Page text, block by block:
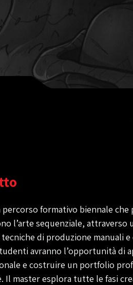
formativo biennale
l’arte sequenziale,
di produzione manuali e
avranno l’opportunità di
e costruire un portfolio
master esplora tutte le fasi